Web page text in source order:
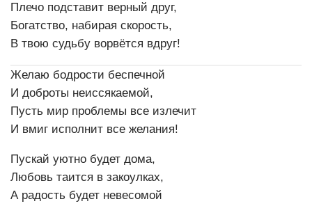
Плечо подставит верный друг,
Богатство, набирая скорость,
В твою судьбу ворвётся вдруг!
Желаю бодрости беспечной
И доброты неиссякаемой,
Пусть мир проблемы все излечит
И вмиг исполнит все желания!
Пускай уютно будет дома,
Любовь таится в закоулках,
А радость будет невесомой